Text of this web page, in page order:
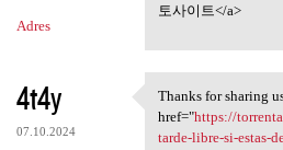
Adres
토사이트</a>
4t4y
07.10.2024
Thanks for
Thanks for sharing
href="https://
tarde-libre-si-estas-